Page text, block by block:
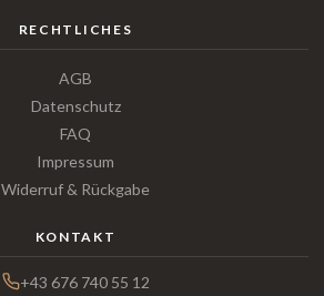
RECHTLICHES
AGB
Datenschutz
FAQ
Impressum
Widerruf & Rückgabe
KONTAKT
+43 676 740 55 12